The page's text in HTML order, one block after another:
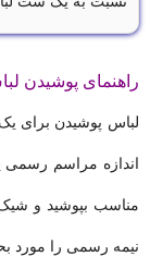
راهنمای پوشیدن
لباس پوشیدن برای
اندازه مراسم رسمی
مناسب بپوشید و
نیمه رسمی را مورد